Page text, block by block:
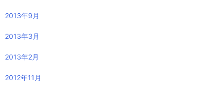
2013年9月
2013年3月
2013年2月
2012年11月